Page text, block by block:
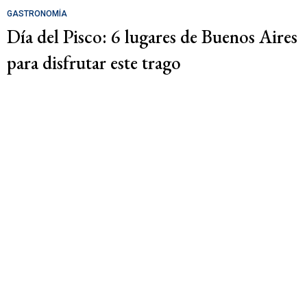
GASTRONOMÍA
Día del Pisco: 6 lugares de Buenos Aires
para disfrutar este trago